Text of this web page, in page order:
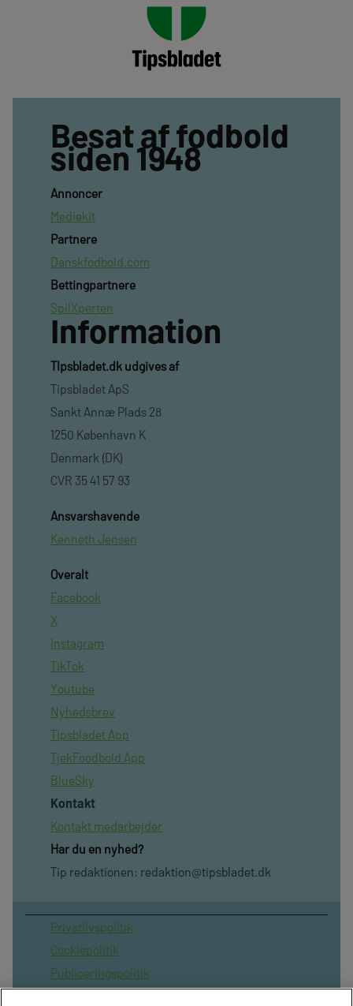
Besat af fodbold
siden 1948
Annoncer
Mediekit
Partnere
Danskfodbold.com
Bettingpartnere
SpilXperten
Information
TIpsbladet.dk udgives af
Tipsbladet ApS
Sankt Annæ Plads 28
1250 København K
Denmark (DK)
CVR 35 41 57 93
Ansvarshavende
Kenneth Jensen
Overalt
Facebook
X
Instagram
TikTok
Youtube
Nyhedsbrev
Tipsbladet App
TjekFoodbold App
BlueSky
Kontakt
Kontakt medarbejder
Har du en nyhed?
Tip redaktionen: redaktion@tipsbladet.dk
Privatilvspolitik
Cookiepolitik
Publiceringspolitik